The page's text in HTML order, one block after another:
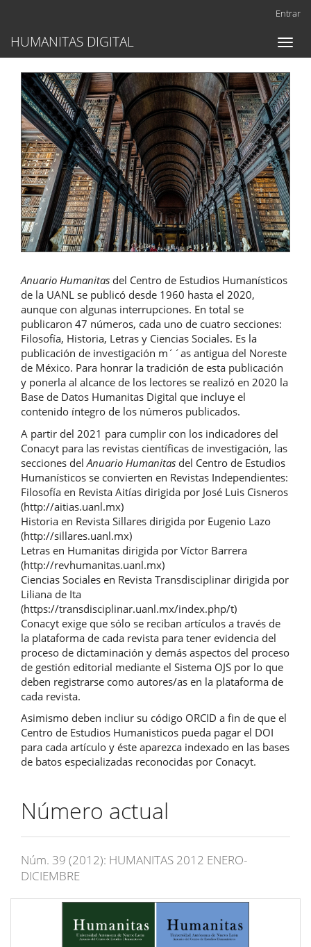
Contenido
principal
lateral
Entrar
Toggle
HUMANITAS DIGITAL
Anuario Humanitas del Centro de Estudios Humanísticos
de la UANL se publicó desde 1960 hasta el 2020,
aunque con algunas interrupciones. En total se
publicaron 47 números, cada uno de cuatro secciones:
Filosofía, Historia, Letras y Ciencias Sociales. Es la
publicación de investigación m´´as antigua del Noreste
de México. Para honrar la tradición de esta publicación
y ponerla al alcance de los lectores se realizó en 2020 la
Base de Datos Humanitas Digital que incluye el
contenido íntegro de los números publicados.
A partir del 2021 para cumplir con los indicadores del
Conacyt para las revistas científicas de investigación, las
secciones del Anuario Humanitas del Centro de Estudios
Humanísticos se convierten en Revistas Independientes:
Filosofía en Revista Aitías dirigida por José Luis Cisneros
(http://aitias.uanl.mx)
Historia en Revista Sillares dirigida por Eugenio Lazo
(http://sillares.uanl.mx)
Letras en Humanitas dirigida por Víctor Barrera
(http://revhumanitas.uanl.mx)
Ciencias Sociales en Revista Transdisciplinar dirigida por
Liliana de Ita
(https://transdisciplinar.uanl.mx/index.php/t)
Conacyt exige que sólo se reciban artículos a través de
la plataforma de cada revista para tener evidencia del
proceso de dictaminación y demás aspectos del proceso
de gestión editorial mediante el Sistema OJS por lo que
deben registrarse como autores/as en la plataforma de
cada revista.
Asimismo deben incliur su código ORCID a fin de que el
Centro de Estudios Humanisticos pueda pagar el DOI
para cada artículo y éste aparezca indexado en las bases
de batos especializadas reconocidas por Conacyt.
Número actual
Núm. 39 (2012): HUMANITAS 2012 ENERO-
DICIEMBRE